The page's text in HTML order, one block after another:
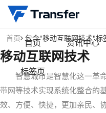
首页 资讯中心
标签页
首页 包含"移动互联网技术"标
移动互联网技术
智慧城市是智慧化这一革
带网等技术实现系统化整合的
效、方便、快捷，更加亲民、